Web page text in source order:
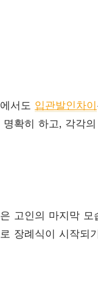
서도 입관발인차이
확히 하고, 각각
고인의 마지막 모
장례식이 시작되